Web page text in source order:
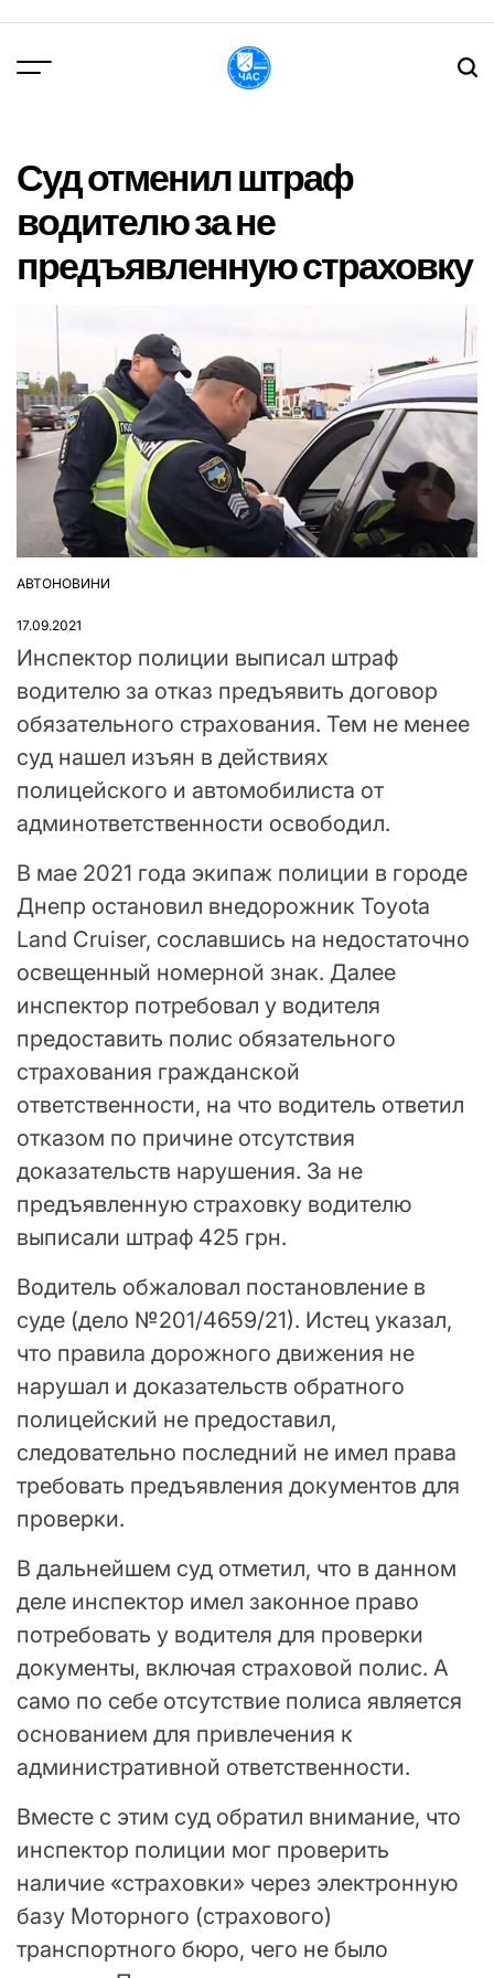
вмісту
Суд отменил штраф
водителю за не
предъявленную страховку
ОПУБЛІКУВАТИ
АВТОНОВИНИ
17.09.2021
Инспектор полиции выписал штраф
водителю за отказ предъявить договор
обязательного страхования. Тем не менее
суд нашел изъян в действиях
полицейского и автомобилиста от
админответственности освободил.
В мае 2021 года экипаж полиции в городе
Днепр остановил внедорожник Toyota
Land Cruiser, сославшись на недостаточно
освещенный номерной знак. Далее
инспектор потребовал у водителя
предоставить полис обязательного
страхования гражданской
ответственности, на что водитель ответил
отказом по причине отсутствия
доказательств нарушения. За не
предъявленную страховку водителю
выписали штраф 425 грн.
Водитель обжаловал постановление в
суде (дело №201/4659/21). Истец указал,
что правила дорожного движения не
нарушал и доказательств обратного
полицейский не предоставил,
следовательно последний не имел права
требовать предъявления документов для
проверки.
В дальнейшем суд отметил, что в данном
деле инспектор имел законное право
потребовать у водителя для проверки
документы, включая страховой полис. А
само по себе отсутствие полиса является
основанием для привлечения к
административной ответственности.
Вместе с этим суд обратил внимание, что
инспектор полиции мог проверить
наличие «страховки» через электронную
базу Моторного (страхового)
транспортного бюро, чего не было